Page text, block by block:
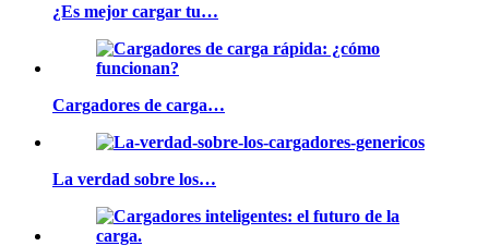
¿Es mejor cargar tu…
Cargadores de carga…
La verdad sobre los…